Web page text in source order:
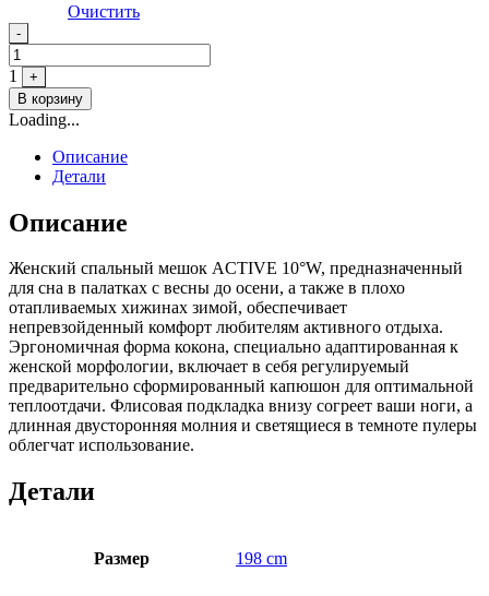
Очистить
Quantity
-
1
+
В корзину
Loading...
Описание
Детали
Описание
Женский спальный мешок ACTIVE 10°W, предназначенный
для сна в палатках с весны до осени, а также в плохо
отапливаемых хижинах зимой, обеспечивает
непревзойденный комфорт любителям активного отдыха.
Эргономичная форма кокона, специально адаптированная к
женской морфологии, включает в себя регулируемый
предварительно сформированный капюшон для оптимальной
теплоотдачи. Флисовая подкладка внизу согреет ваши ноги, а
длинная двусторонняя молния и светящиеся в темноте пулеры
облегчат использование.
Детали
Размер 198 cm